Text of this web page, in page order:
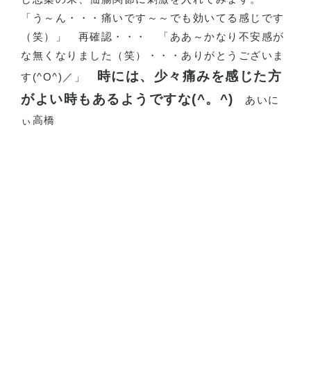
「う～ん・・・痛いです～～でも効いてる感じです
（笑）」
再確認・・・
「ああ～かなり不安感が
な無くなりました（笑）・・・ありがとうございま
す (^O^) ／」
時には、少々痛みを感じた方
がよい時もあるようですな(^。^)
あいに
ぃ高橋